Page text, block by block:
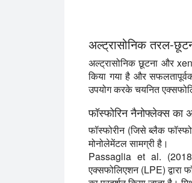
अल्ट्रासोनिक तरल-
अल्ट्रासोनिक छूटना और
किया गया है और
उपयोग करके चयनित
फॉस्फोरिन नैनोफ्लेक्स का
फॉस्फोरीन (जिसे ब्लैक
मोनोलेमेंटल सामग्री है।
Passaglia et al.
एक्सफोलिएशन (LPE) द्वारा